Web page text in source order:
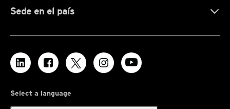
Sede en el país
Select a language